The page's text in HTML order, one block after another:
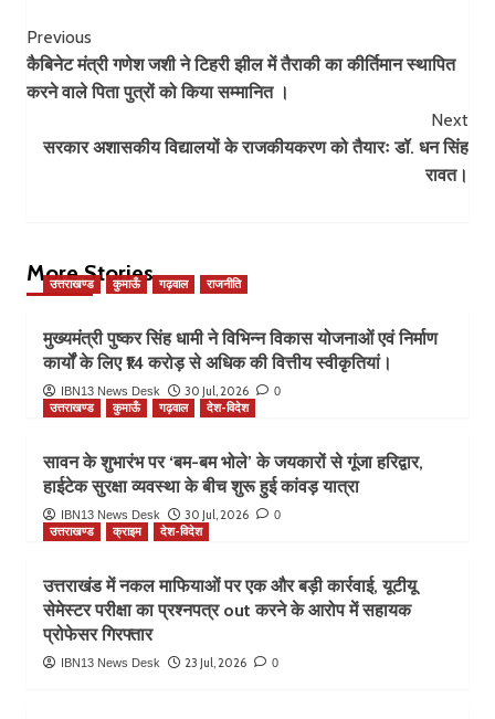
Post
Navigation
Previous
कैबिनेट मंत्री गणेश जशी ने टिहरी झील में तैराकी का कीर्तिमान स्थापित
करने वाले पिता पुत्रों को किया सम्मानित ।
Next
सरकार अशासकीय विद्यालयों के राजकीयकरण को तैयारः डॉ. धन सिंह
रावत।
More Stories
उत्तराखण्ड कुमाऊँ गढ़वाल राजनीति
मुख्यमंत्री पुष्कर सिंह धामी ने विभिन्न विकास योजनाओं एवं निर्माण
कार्यों के लिए ₹14 करोड़ से अधिक की वित्तीय स्वीकृतियां।
IBN13 News Desk 30 Jul, 2026 0
उत्तराखण्ड कुमाऊँ गढ़वाल देश-विदेश
सावन के शुभारंभ पर ‘बम-बम भोले’ के जयकारों से गूंजा हरिद्वार,
हाईटेक सुरक्षा व्यवस्था के बीच शुरू हुई कांवड़ यात्रा
IBN13 News Desk 30 Jul, 2026 0
उत्तराखण्ड क्राइम देश-विदेश
उत्तराखंड में नकल माफियाओं पर एक और बड़ी कार्रवाई, यूटीयू
सेमेस्टर परीक्षा का प्रश्नपत्र out करने के आरोप में सहायक
प्रोफेसर गिरफ्तार
IBN13 News Desk 23 Jul, 2026 0